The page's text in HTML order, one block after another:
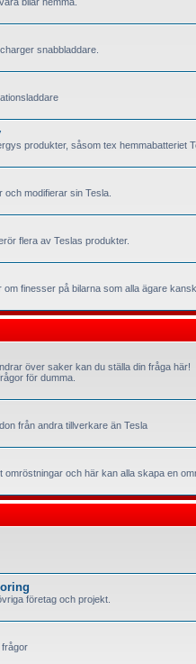
snabbladdare.
produkter, såsom tex hemmabatteriet
modifierar sin Tesla.
flera av Teslas produkter.
finesser på bilarna som alla ägare
över saker kan du ställa din fråga här!
för dumma.
från andra tillverkare än Tesla
omröstningar och här kan alla skapa en
företag och projekt.
frågor